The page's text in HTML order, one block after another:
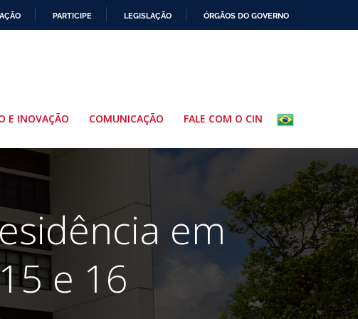
PARTICIPE LEGISLAÇÃO ÓRGÃOS DO GOVERNO
E INOVAÇÃO COMUNICAÇÃO FALE COM O CIN
em
e 16